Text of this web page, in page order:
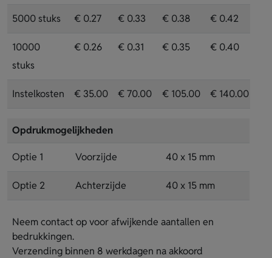
5000 stuks € 0.27 € 0.33 € 0.38 € 0.42
10000
stuks
€ 0.26 € 0.31 € 0.35 € 0.40
Instelkosten € 35.00 € 70.00 € 105.00 € 140.00
Opdrukmogelijkheden
Optie 1 Voorzijde 40 x 15 mm
Optie 2 Achterzijde 40 x 15 mm
Neem contact op voor afwijkende aantallen en
bedrukkingen.
Verzending binnen 8 werkdagen na akkoord